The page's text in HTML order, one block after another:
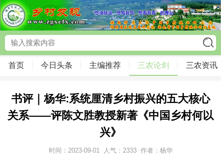
首页 今日头条 主编推荐 三农论剑 三农资讯
书评｜杨华:系统厘清乡村振兴的五大核心
关系——评陈文胜教授新著《中国乡村何以
兴》
时间：2023-09-01 人气： 2333 作者：杨华